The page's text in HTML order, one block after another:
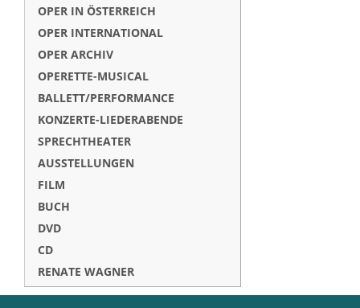
OPER IN ÖSTERREICH
OPER INTERNATIONAL
OPER ARCHIV
OPERETTE-MUSICAL
BALLETT/PERFORMANCE
KONZERTE-LIEDERABENDE
SPRECHTHEATER
AUSSTELLUNGEN
FILM
BUCH
DVD
CD
RENATE WAGNER